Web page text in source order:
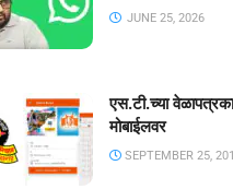
JUNE 25, 2026
एस.टी.च्या
मोबाईलवर
SEPTEMBER 25,